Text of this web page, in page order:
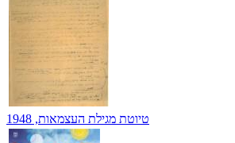
טיוטת מגילת העצמאות, 1948